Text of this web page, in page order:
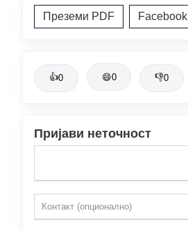
Преземи PDF Facebook
👍0 😄0 👎0
Пријави неточност